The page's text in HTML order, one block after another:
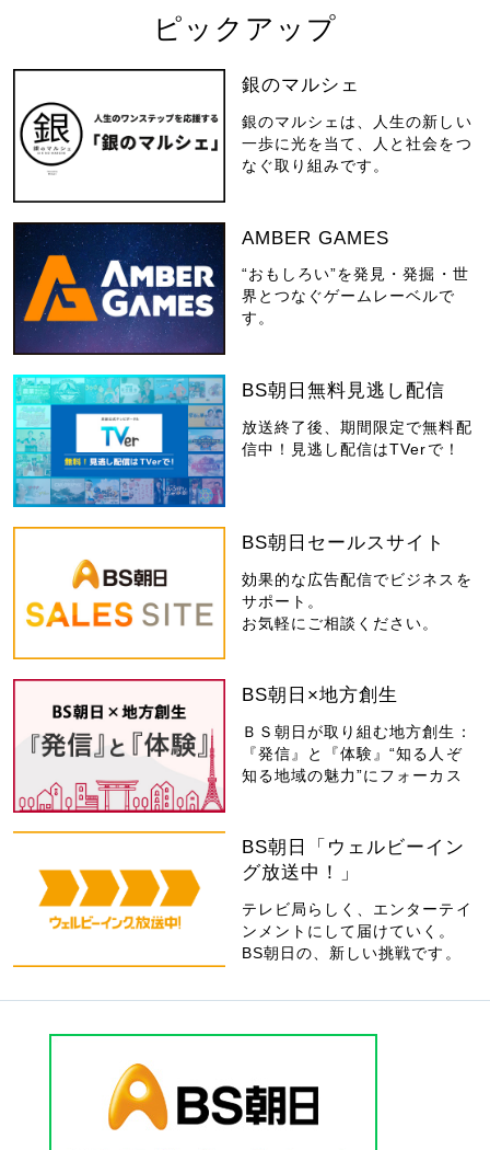
ピックアップ
銀のマルシェ
銀のマルシェは、人生の新しい
一歩に光を当て、人と社会をつ
なぐ取り組みです。
AMBER GAMES
“おもしろい”を発見・発掘・世
界とつなぐゲームレーベルで
す。
BS朝日無料見逃し配信
放送終了後、期間限定で無料配
信中！見逃し配信はTVerで！
BS朝日セールスサイト
効果的な広告配信でビジネスを
サポート。
お気軽にご相談ください。
BS朝日×地方創生
ＢＳ朝日が取り組む地方創生：
『発信』と『体験』“知る人ぞ
知る地域の魅力”にフォーカス
BS朝日「ウェルビーイン
グ放送中！」
テレビ局らしく、エンターテイ
ンメントにして届けていく。
BS朝日の、新しい挑戦です。